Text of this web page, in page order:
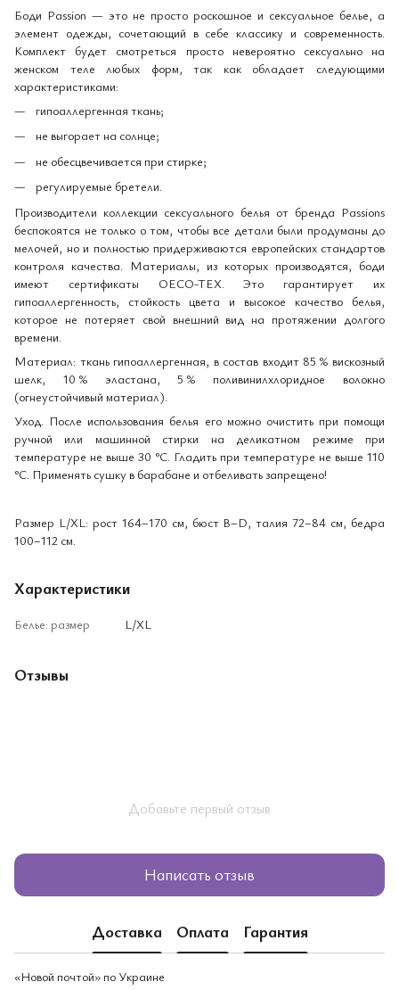
Боди Passion — это не просто роскошное и сексуальное белье, а
элемент одежды, сочетающий в себе классику и современность.
Комплект будет смотреться просто невероятно сексуально на
женском теле любых форм, так как обладает следующими
характеристиками:
гипоаллергенная ткань;
не выгорает на солнце;
не обесцвечивается при стирке;
регулируемые бретели.
Производители коллекции сексуального белья от бренда Passions
беспокоятся не только о том, чтобы все детали были продуманы до
мелочей, но и полностью придерживаются европейских стандартов
контроля качества. Материалы, из которых производятся, боди
имеют сертификаты OECO-TEX. Это гарантирует их
гипоаллергенность, стойкость цвета и высокое качество белья,
которое не потеряет свой внешний вид на протяжении долгого
времени.
Материал: ткань гипоаллергенная, в состав входит 85 % вискозный
шелк, 10 % эластана, 5 % поливинилхлоридное волокно
(огнеустойчивый материал).
Уход. После использования белья его можно очистить при помощи
ручной или машинной стирки на деликатном режиме при
температуре не выше 30 °С. Гладить при температуре не выше 110
°С. Применять сушку в барабане и отбеливать запрещено!
Размер L/XL: рост 164–170 см, бюст B–D, талия 72–84 см, бедра
100–112 см.
Характеристики
Белье: размер L/XL
Отзывы
Добавьте первый отзыв
Написать отзыв
Доставка Оплата Гарантия
«Новой почтой» по Украине